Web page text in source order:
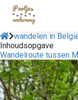
wandelen in
Inhoudsopgave
Wandelroute tussen